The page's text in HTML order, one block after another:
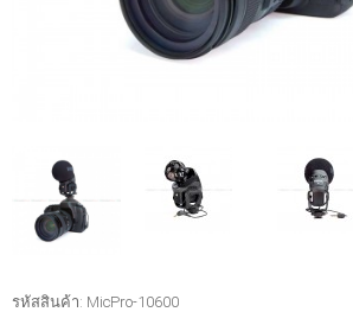
รหัสสินค้า: MicPro-10600